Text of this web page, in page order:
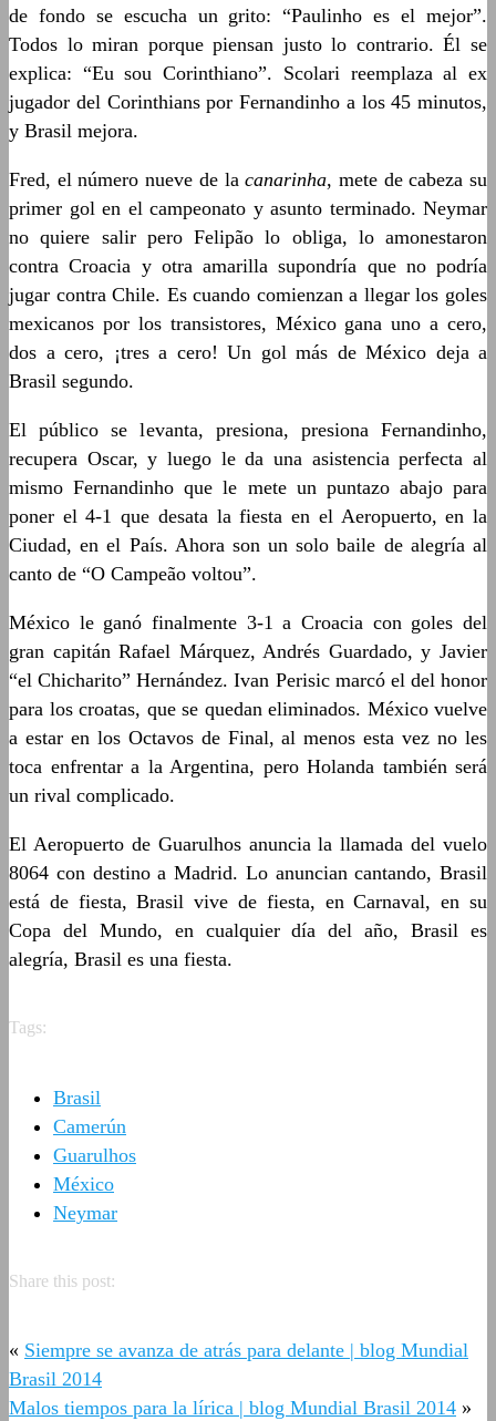
de fondo se escucha un grito: “Paulinho es el mejor”.
Todos lo miran porque piensan justo lo contrario. Él se
explica: “Eu sou Corinthiano”. Scolari reemplaza al ex
jugador del Corinthians por Fernandinho a los 45 minutos,
y Brasil mejora.
Fred, el número nueve de lacanarinha, mete de cabeza su
primer gol en el campeonato y asunto terminado. Neymar
no quiere salir pero Felipão lo obliga, lo amonestaron
contra Croacia y otra amarilla supondría que no podría
jugar contra Chile. Es cuando comienzan a llegar los goles
mexicanos por los transistores, México gana uno a cero,
dos a cero, ¡tres a cero! Un gol más de México deja a
Brasil segundo.
El público se levanta, presiona, presiona Fernandinho,
recupera Oscar, y luego le da una asistencia perfecta al
mismo Fernandinho que le mete un puntazo abajo para
poner el 4-1 que desata la fiesta en el Aeropuerto, en la
Ciudad, en el País. Ahora son un solo baile de alegría al
canto de “O Campeão voltou”.
México le ganó finalmente 3-1 a Croacia con goles del
gran capitán Rafael Márquez, Andrés Guardado, y Javier
“el Chicharito” Hernández. Ivan Perisic marcó el del honor
para los croatas, que se quedan eliminados. México vuelve
a estar en los Octavos de Final, al menos esta vez no les
toca enfrentar a la Argentina, pero Holanda también será
un rival complicado.
El Aeropuerto de Guarulhos anuncia la llamada del vuelo
8064 con destino a Madrid. Lo anuncian cantando, Brasil
está de fiesta, Brasil vive de fiesta, en Carnaval, en su
Copa del Mundo, en cualquier día del año, Brasil es
alegría, Brasil es una fiesta.
Tags:
Brasil
Camerún
Guarulhos
México
Neymar
Share this post:
« Siempre se avanza de atrás para delante | blog Mundial
Brasil 2014
Malos tiempos para la lírica | blog Mundial Brasil 2014 »